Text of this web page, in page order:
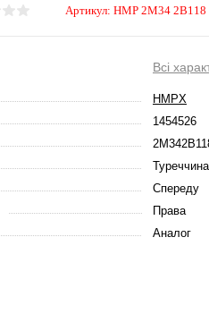
Артикул: HMP 2M34 2B118
Всі
HMPX
1454526
Туреччина
Спереду
Права
Аналог